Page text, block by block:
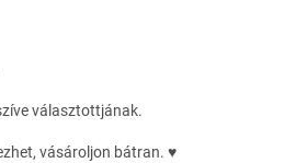
választottjának.
vásároljon bátran. ♥